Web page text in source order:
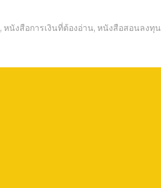
, หนังสือการเงินที่ต้องอ่าน, หนังสือสอนลงทุน